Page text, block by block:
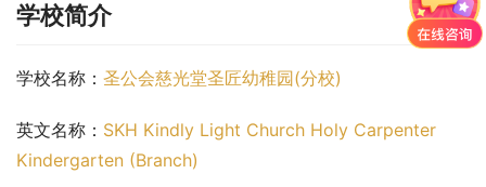
学校简介
学校名称： 圣公会慈光堂圣匠幼稚园(分校)
英文名称： SKH Kindly Light Church Holy Carpenter
Kindergarten (Branch)